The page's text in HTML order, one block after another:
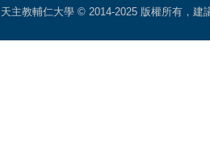
| 天主教輔仁大學 © 2014-2025 版權所有，